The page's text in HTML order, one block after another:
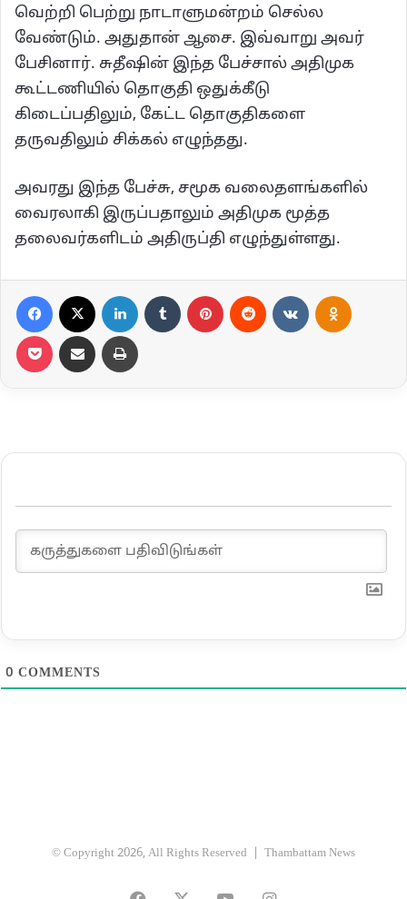
வெற்றி பெற்று நாடாளுமன்றம் செல்ல
வேண்டும். அதுதான் ஆசை. இவ்வாறு அவர்
பேசினார். சுதீஷின் இந்த பேச்சால் அதிமுக
கூட்டணியில் தொகுதி ஒதுக்கீடு
கிடைப்பதிலும், கேட்ட தொகுதிகளை
தருவதிலும் சிக்கல் எழுந்தது.
அவரது இந்த பேச்சு, சமூக வலைதளங்களில்
வைரலாகி இருப்பதாலும் அதிமுக மூத்த
தலைவர்களிடம் அதிருப்தி எழுந்துள்ளது.
Facebook LinkedIn Tumblr Pinterest Reddit VKontakte
Pocket Share via Email Print
0 COMMENTS
© Copyright 2026, All Rights Reserved | Thambattam News